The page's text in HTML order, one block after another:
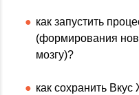
как запустить
(формирования
мозгу)?
как сохранить